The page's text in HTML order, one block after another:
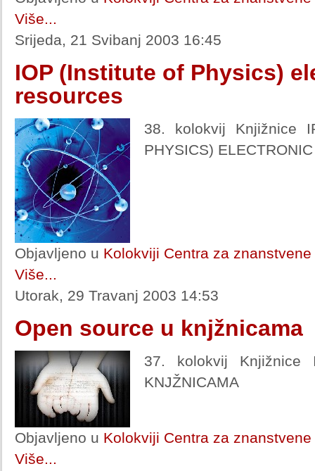
Više...
Srijeda, 21 Svibanj 2003 16:45
IOP (Institute of Physics)
resources
38. kolokvij Knjižnice
PHYSICS)
Objavljeno u Kolokviji Centra za
Više...
Utorak, 29 Travanj 2003 14:53
Open source u knjžnicama
37. kolokvij Knjižnice
KNJŽNICAMA
Objavljeno u Kolokviji Centra za
Više...